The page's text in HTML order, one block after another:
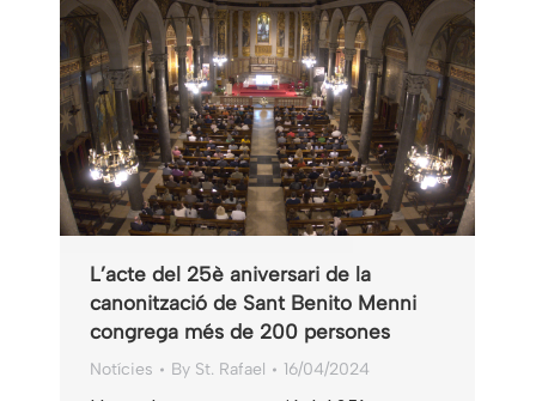
L’acte del 25è aniversari de la
canonització de Sant Benito Menni
congrega més de 200 persones
Notícies By St. Rafael 16/04/2024